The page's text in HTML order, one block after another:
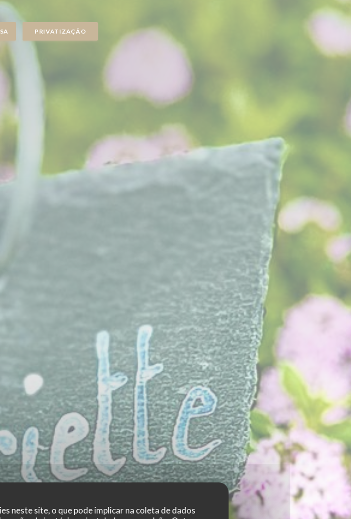
neste site, o que pode implicar na coleta de dados
PRIVATIZAÇÃO